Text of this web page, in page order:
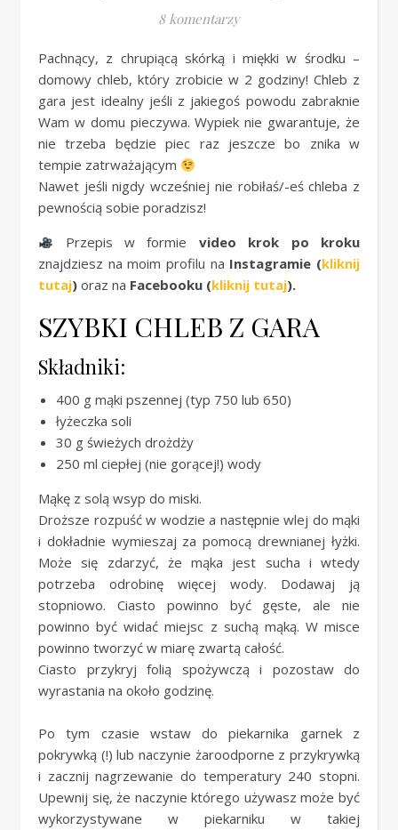
8 komentarzy
Pachnący, z chrupiącą skórką i miękki w środku –
domowy chleb, który zrobicie w 2 godziny! Chleb z
gara jest idealny jeśli z jakiegoś powodu zabraknie
Wam w domu pieczywa. Wypiek nie gwarantuje, że
nie trzeba będzie piec raz jeszcze bo znika w
tempie zatrważającym
Nawet jeśli nigdy wcześniej nie robiłaś/-eś chleba z
pewnością sobie poradzisz!
Przepis w formie video krok po kroku
znajdziesz na moim profilu na Instagramie (kliknij
tutaj) oraz na Facebooku (kliknij tutaj).
SZYBKI CHLEB Z GARA
Składniki:
400 g mąki pszennej (typ 750 lub 650)
łyżeczka soli
30 g świeżych drożdży
250 ml ciepłej (nie gorącej!) wody
Mąkę z solą wsyp do miski.
Droższe rozpuść w wodzie a następnie wlej do mąki
i dokładnie wymieszaj za pomocą drewnianej łyżki.
Może się zdarzyć, że mąka jest sucha i wtedy
potrzeba odrobinę więcej wody. Dodawaj ją
stopniowo. Ciasto powinno być gęste, ale nie
powinno być widać miejsc z suchą mąką. W misce
powinno tworzyć w miarę zwartą całość.
Ciasto przykryj folią spożywczą i pozostaw do
wyrastania na około godzinę.
Po tym czasie wstaw do piekarnika garnek z
pokrywką (!) lub naczynie żaroodporne z przykrywką
i zacznij nagrzewanie do temperatury 240 stopni.
Upewnij się, że naczynie którego używasz może być
wykorzystywane w piekarniku w takiej